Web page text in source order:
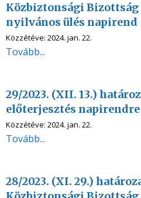
Közbiztonsági Bizottság
nyilvános ülés napirend
Közzétéve: 2024. jan. 22.
Tovább...
29/2023. (XII. 13.)
előterjesztés
Közzétéve: 2024. jan. 22.
Tovább...
28/2023. (XI. 29.)